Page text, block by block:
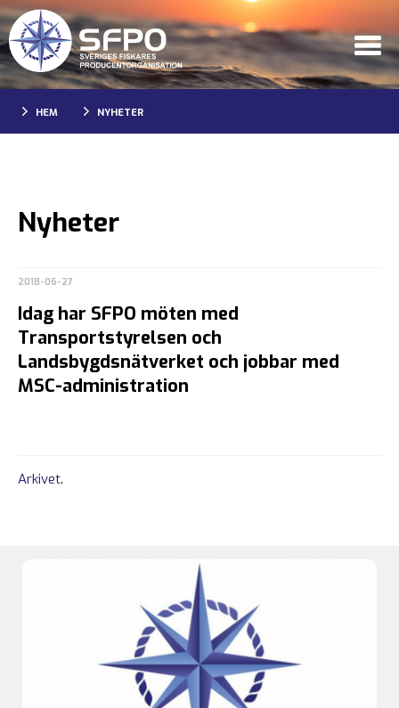
HEM NYHETER
Nyheter
2018-06-27
Idag har SFPO möten med
Transportstyrelsen och
Landsbygdsnätverket och jobbar med
MSC-administration
Arkivet.